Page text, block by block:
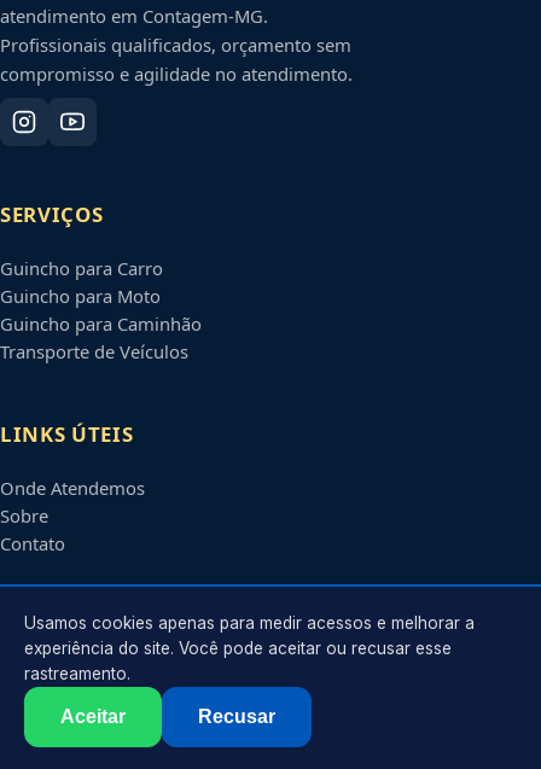
atendimento em Contagem-MG.
Profissionais qualificados, orçamento sem
compromisso e agilidade no atendimento.
SERVIÇOS
Guincho para Carro
Guincho para Moto
Guincho para Caminhão
Transporte de Veículos
LINKS ÚTEIS
Onde Atendemos
Sobre
Contato
CONTATO
Atendimento em
contato@guinchoscontagem.com.br
2026 Contagem
. Todos os direitos reservados.
Usamos cookies apenas para medir acessos e melhorar a
experiência do site. Você pode aceitar ou recusar esse
rastreamento.
Aceitar Recusar